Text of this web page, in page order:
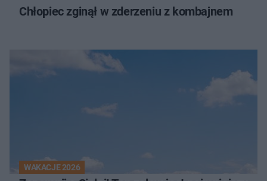
Chłopiec zginął w zderzeniu z kombajnem
WAKACJE 2026